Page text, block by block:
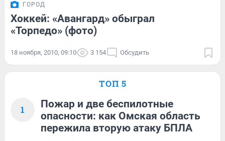
ГОРОД
Хоккей: «Авангард» обыграл
«Торпедо» (фото)
18 ноября, 2010, 09:10 3 154 Обсудить
ТОП 5
1
Пожар и две беспилотные
опасности: как Омская область
пережила вторую атаку БПЛА